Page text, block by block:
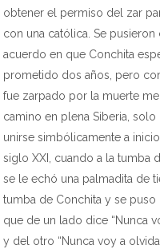
obtener el permiso del zar
con una católica. Se pusieron
acuerdo en que Conchita
prometido dos años, pero
fue zarpado por la muerte
camino en plena Siberia, solo
unirse simbólicamente a
siglo XXI, cuando a la tumba
se le echó una palmadita de
tumba de Conchita y se puso
que de un lado dice “Nunca
y del otro “Nunca voy a